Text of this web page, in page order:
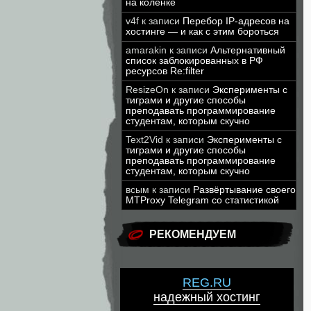
на коленке
v4f к записи Перебор IP-адресов на
хостинге — и как с этим бороться
amarakin к записи Альтернативный
список заблокированных в РФ
ресурсов Re:filter
ResizeOn к записи Эксперименты с
тиграми и другие способы
преподавать программирование
студентам, которым скучно
Text2Vid к записи Эксперименты с
тиграми и другие способы
преподавать программирование
студентам, которым скучно
всым к записи Развёртывание своего
MTProxy Telegram со статистикой
РЕКОМЕНДУЕМ
REG.RU
надежный хостинг